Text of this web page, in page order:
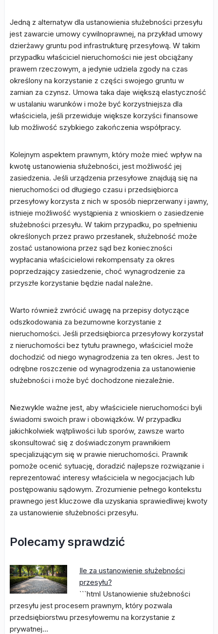
Jedną z alternatyw dla ustanowienia służebności przesyłu
jest zawarcie umowy cywilnoprawnej, na przykład umowy
dzierżawy gruntu pod infrastrukturę przesyłową. W takim
przypadku właściciel nieruchomości nie jest obciążany
prawem rzeczowym, a jedynie udziela zgody na czas
określony na korzystanie z części swojego gruntu w
zamian za czynsz. Umowa taka daje większą elastyczność
w ustalaniu warunków i może być korzystniejsza dla
właściciela, jeśli przewiduje większe korzyści finansowe
lub możliwość szybkiego zakończenia współpracy.
Kolejnym aspektem prawnym, który może mieć wpływ na
kwotę ustanowienia służebności, jest możliwość jej
zasiedzenia. Jeśli urządzenia przesyłowe znajdują się na
nieruchomości od długiego czasu i przedsiębiorca
przesyłowy korzysta z nich w sposób nieprzerwany i jawny,
istnieje możliwość wystąpienia z wnioskiem o zasiedzenie
służebności przesyłu. W takim przypadku, po spełnieniu
określonych przez prawo przesłanek, służebność może
zostać ustanowiona przez sąd bez konieczności
wypłacania właścicielowi rekompensaty za okres
poprzedzający zasiedzenie, choć wynagrodzenie za
przyszłe korzystanie będzie nadal należne.
Warto również zwrócić uwagę na przepisy dotyczące
odszkodowania za bezumowne korzystanie z
nieruchomości. Jeśli przedsiębiorca przesyłowy korzystał
z nieruchomości bez tytułu prawnego, właściciel może
dochodzić od niego wynagrodzenia za ten okres. Jest to
odrębne roszczenie od wynagrodzenia za ustanowienie
służebności i może być dochodzone niezależnie.
Niezwykle ważne jest, aby właściciele nieruchomości byli
świadomi swoich praw i obowiązków. W przypadku
jakichkolwiek wątpliwości lub sporów, zawsze warto
skonsultować się z doświadczonym prawnikiem
specjalizującym się w prawie nieruchomości. Prawnik
pomoże ocenić sytuację, doradzić najlepsze rozwiązanie i
reprezentować interesy właściciela w negocjacjach lub
postępowaniu sądowym. Zrozumienie pełnego kontekstu
prawnego jest kluczowe dla uzyskania sprawiedliwej kwoty
za ustanowienie służebności przesyłu.
Polecamy sprawdzić
Ile za ustanowienie służebności
przesyłu?
```html Ustanowienie służebności
przesyłu jest procesem prawnym, który pozwala
przedsiębiorstwu przesyłowemu na korzystanie z
prywatnej…